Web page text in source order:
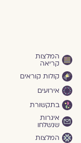
המלצות
קריאה
קולות קוראים
אירועים
בתקשורת
איגרות
שנשלחו
המלצות